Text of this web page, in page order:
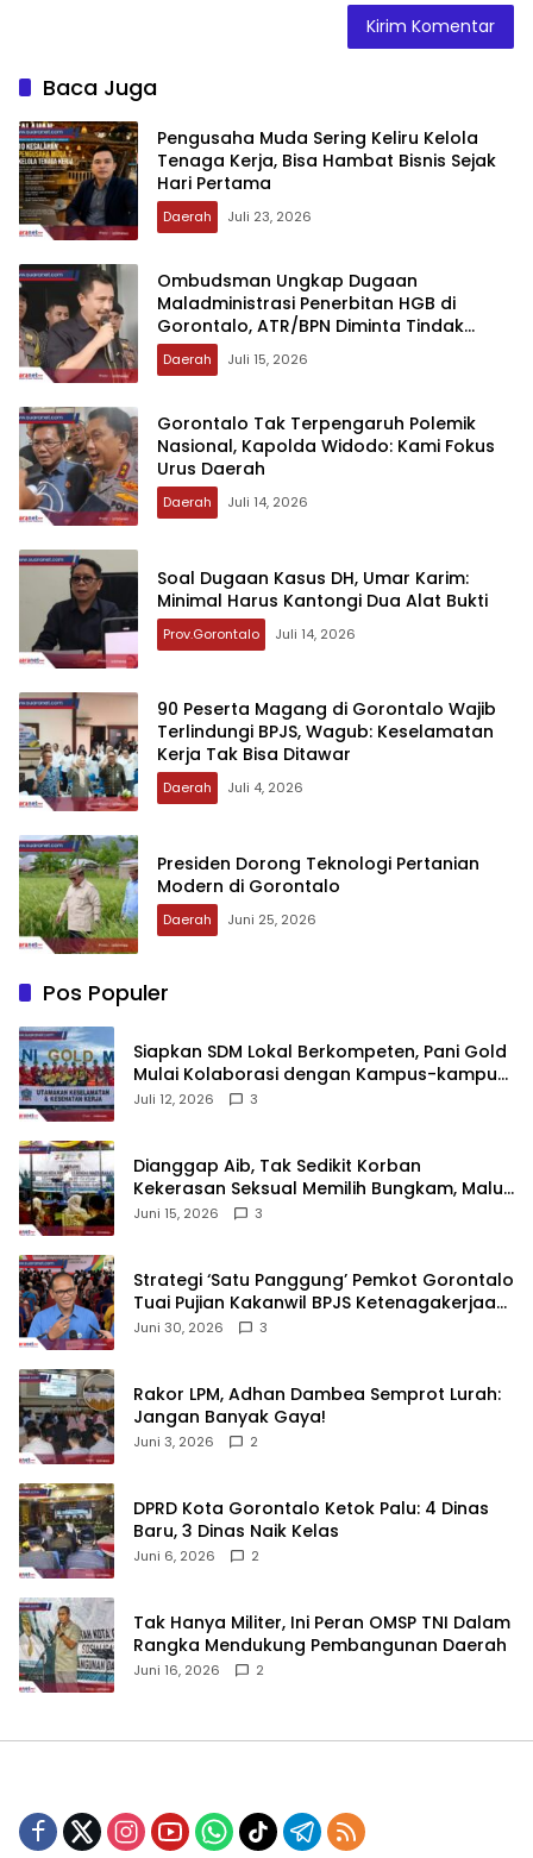
Baca Juga
‎Pengusaha Muda Sering Keliru Kelola
Tenaga Kerja, Bisa Hambat Bisnis Sejak
Hari Pertama
Daerah Juli 23, 2026
‎Ombudsman Ungkap Dugaan
Maladministrasi Penerbitan HGB di
Gorontalo, ATR/BPN Diminta Tindak
Lanjut 30 Hari
Daerah Juli 15, 2026
‎Gorontalo Tak Terpengaruh Polemik
Nasional, Kapolda Widodo: Kami Fokus
Urus Daerah
Daerah Juli 14, 2026
‎Soal Dugaan Kasus DH, Umar Karim:
Minimal Harus Kantongi Dua Alat Bukti
Prov.Gorontalo Juli 14, 2026
‎90 Peserta Magang di Gorontalo Wajib
Terlindungi BPJS, Wagub: Keselamatan
Kerja Tak Bisa Ditawar
Daerah Juli 4, 2026
‎Presiden Dorong Teknologi Pertanian
Modern di Gorontalo
Daerah Juni 25, 2026
Pos Populer
‎Siapkan SDM Lokal Berkompeten, Pani Gold
Mulai Kolaborasi dengan Kampus-kampus
di Gorontalo
Juli 12, 2026 3
‎Dianggap Aib, Tak Sedikit Korban
Kekerasan Seksual Memilih Bungkam, Malu
untuk Melapor!‎
Juni 15, 2026 3
Strategi ‘Satu Panggung’ Pemkot Gorontalo
Tuai Pujian Kakanwil BPJS Ketenagakerjaan
Sulama‎‎
Juni 30, 2026 3
‎Rakor LPM, Adhan Dambea Semprot Lurah:
Jangan Banyak Gaya!‎
Juni 3, 2026 2
‎DPRD Kota Gorontalo Ketok Palu: 4 Dinas
Baru, 3 Dinas Naik Kelas
Juni 6, 2026 2
‎Tak Hanya Militer, Ini Peran OMSP TNI Dalam
Rangka Mendukung Pembangunan Daerah
Juni 16, 2026 2